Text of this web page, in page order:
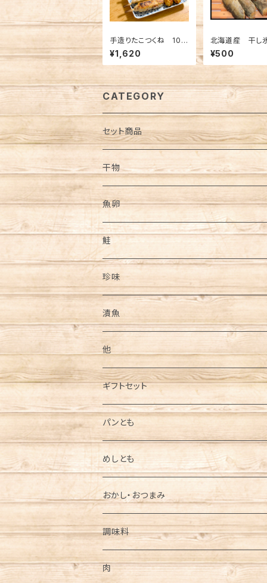
手造りたこつくね 10本
入
¥1,620
北海道産 干し
（こまい） 約
¥500
CATEGORY
セット商品
干物
魚卵
鮭
珍味
漬魚
他
ギフトセット
しゃぶしゃぶ
お刺身
かに・えび
鮭
魚卵
パンとも
めしとも
おかし・おつまみ
調味料
肉